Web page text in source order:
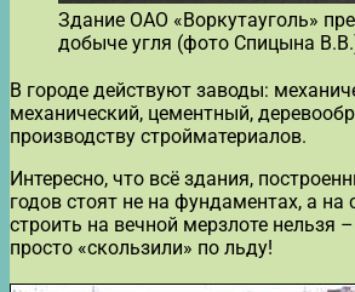
Здание ОАО «Воркутауголь»
добыче угля (фото Спицына
В городе действуют заводы:
механический, цементный,
производству стройматериалов.
Интересно, что всё здания,
годов стоят не на фундаментах, а на
строить на вечной мерзлоте нельзя
просто «скользили» по льду!